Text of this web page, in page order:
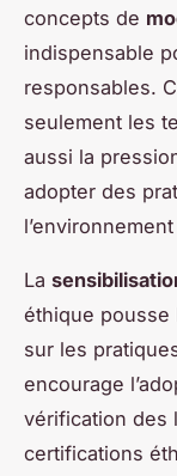
concepts de
indispensable
responsables.
seulement les
aussi la
adopter des
La
éthique pousse
sur les
encourage
vérification des
certifications